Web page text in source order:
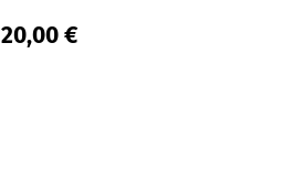
20,00 €